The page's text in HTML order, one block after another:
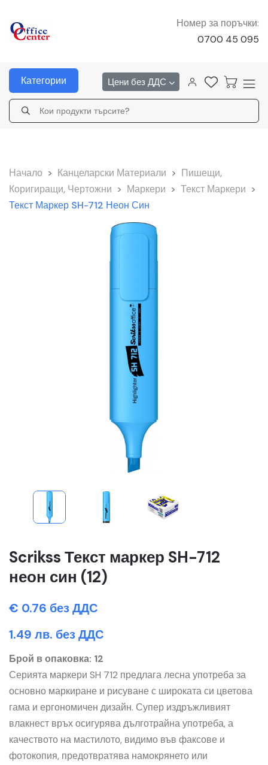
Номер за поръчки:
0700 45 095
Категории Цени без ДДС
Начало > Канцеларски Материали > Пишещи,
Коригиращи, Чертожни > Маркери > Текст Маркери >
Текст Маркер SH-712 Неон Син
Scrikss Текст маркер SH-712
неон син (12)
€ 0.76 без ДДС
1.49 лв. без ДДС
Брой в опаковка: 12
Серията маркери SH 712 предлага лесна употреба за
основно маркиране и рисуване с широката си цветова
гама и ергономичен дизайн. Супер издръжливият
влакнест връх осигурява дълготрайна употреба, а
качеството на мастилото, видимо във факсове и
фотокопия, предотвратява намокрянето или